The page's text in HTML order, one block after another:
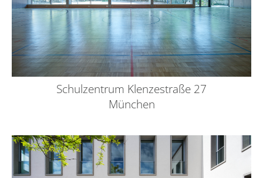
Schulzentrum Klenzestraße 27
München